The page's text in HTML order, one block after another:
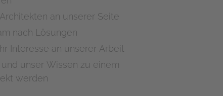
an unserer Seite
nach Lösungen
Interesse an unserer Arbeit
und unser Wissen zu einem
werden